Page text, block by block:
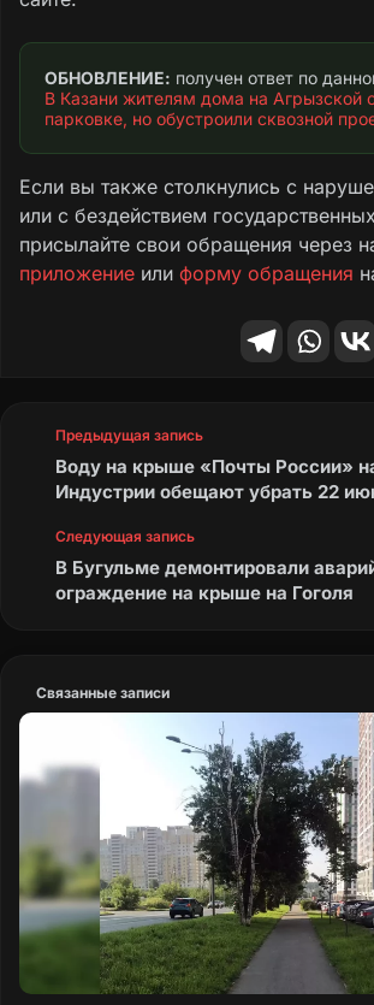
ОБНОВЛЕНИЕ:
В Казани жителям дома на Агрызской
парковке, но обустроили сквозной
Если вы также столкнулись с
или с бездействием
присылайте свои обращения через
приложение или форму обращения
Предыдущая запись
Воду на крыше «Почты России»
Индустрии обещают убрать 22
Следующая запись
В Бугульме демонтировали
ограждение на крыше на Гоголя
Связанные записи